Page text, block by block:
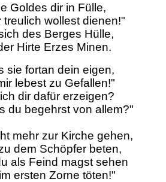
Goldes dir in Fülle,
treulich wollest dienen!"
des Berges Hülle,
Hirte Erzes Minen.
sie fortan dein eigen,
lebest zu Gefallen!"
dir dafür erzeigen?
du begehrst von allem?"
mehr zur Kirche gehen,
dem Schöpfer beten,
als Feind magst sehen
ersten Zorne töten!"